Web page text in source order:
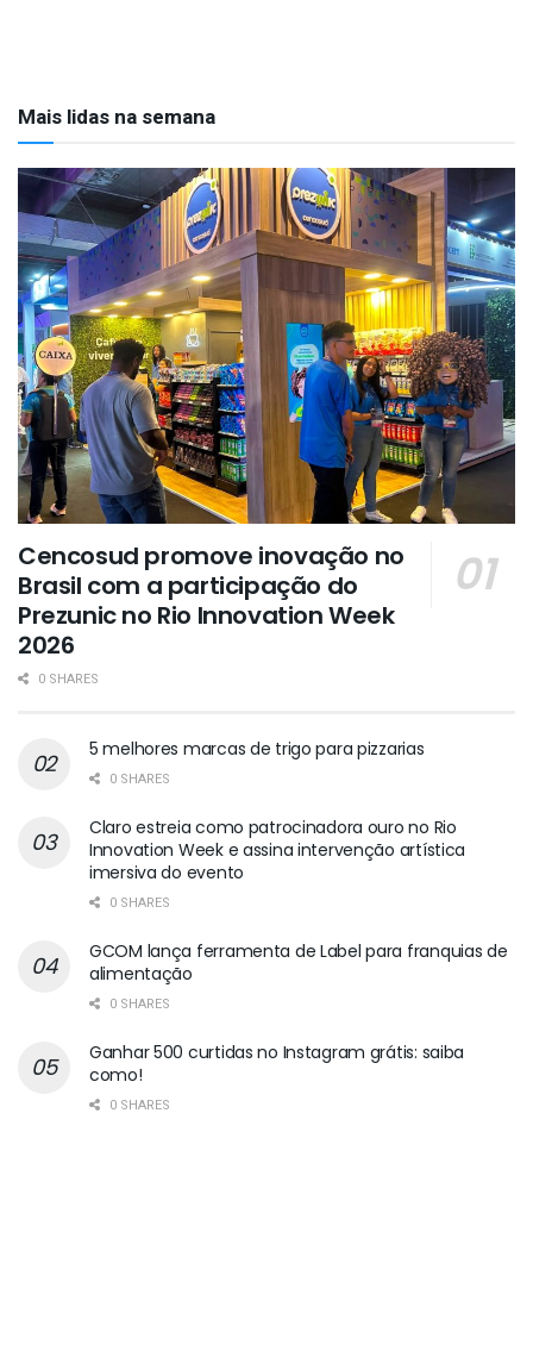
Mais lidas na semana
Cencosud promove inovação no
Brasil com a participação do
Prezunic no Rio Innovation Week
2026
0 SHARES
5 melhores marcas de trigo para pizzarias
0 SHARES
Claro estreia como patrocinadora ouro no Rio
Innovation Week e assina intervenção artística
imersiva do evento
0 SHARES
GCOM lança ferramenta de Label para franquias de
alimentação
0 SHARES
Ganhar 500 curtidas no Instagram grátis: saiba
como!
0 SHARES